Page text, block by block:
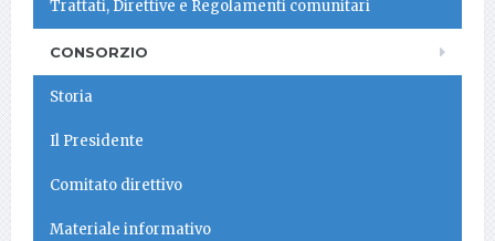
Trattati, Direttive e Regolamenti comunitari
CONSORZIO
Storia
Il Presidente
Comitato direttivo
Materiale informativo